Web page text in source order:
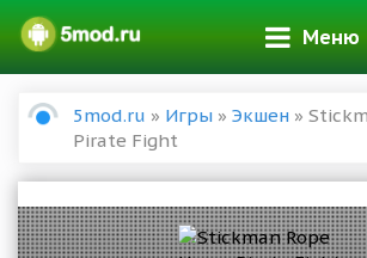
Меню
5mod.ru » Игры » Экшен »
Pirate Fight